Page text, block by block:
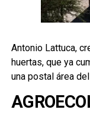
Antonio Lattuca,
huertas, que ya
una postal área